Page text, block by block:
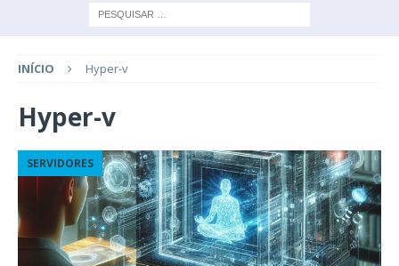
INÍCIO Hyper-v
Hyper-v
SERVIDORES